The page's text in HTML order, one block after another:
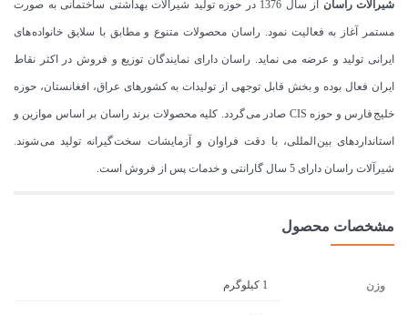
شیرآلات راسان از سال 1376 در حوزه تولید شیرآلات بهداشتی ساختمانی به صورت
مستمر آغاز به فعالیت نمود. راسان محصولات متنوع و مطابق با سلایق خانواده های
ایرانی تولید و عرضه می نماید. راسان دارای نمایندگان توزیع و فروش در اکثر نقاط
ایران فعال بوده و بخش قابل توجهی از تولیدات به کشورهای عراق، افغانستان، حوزه
خلیج فارس و حوزه CIS صادر می گردد. کلیه محصولات برند راسان بر اساس موازین و
استانداردهای بین المللی، با دقت فراوان و آزمایشات سخت گیرانه تولید می شوند.
شیرآلات راسان دارای 5 سال گارانتی و خدمات پس از فروش است.
مشخصات محصول
وزن 1 کیلوگرم